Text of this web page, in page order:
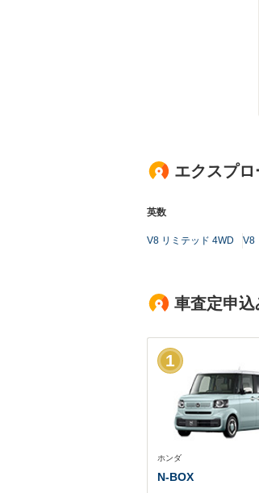
エクスプ
英数
V8 リミテッド 4WD V8
車査定申
ホンダ
N-BOX
1